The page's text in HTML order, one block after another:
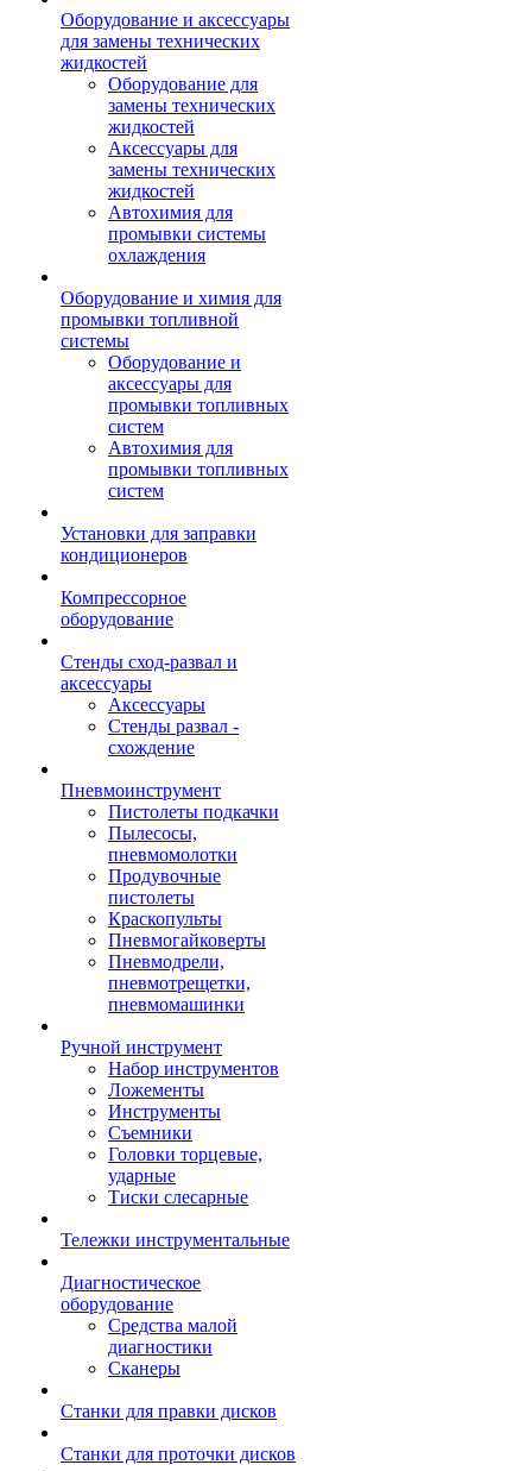
Оборудование и аксессуары
для замены технических
жидкостей
Оборудование для
замены технических
жидкостей
Аксессуары для
замены технических
жидкостей
Автохимия для
промывки системы
охлаждения
Оборудование и химия для
промывки топливной
системы
Оборудование и
аксессуары для
промывки топливных
систем
Автохимия для
промывки топливных
систем
Установки для заправки
кондиционеров
Компрессорное
оборудование
Стенды сход-развал и
аксессуары
Аксессуары
Стенды развал -
схождение
Пневмоинструмент
Пистолеты подкачки
Пылесосы,
пневмомолотки
Продувочные
пистолеты
Краскопульты
Пневмогайковерты
Пневмодрели,
пневмотрещетки,
пневмомашинки
Ручной инструмент
Набор инструментов
Ложементы
Инструменты
Съемники
Головки торцевые,
ударные
Тиски слесарные
Тележки инструментальные
Диагностическое
оборудование
Средства малой
диагностики
Сканеры
Станки для правки дисков
Станки для проточки дисков